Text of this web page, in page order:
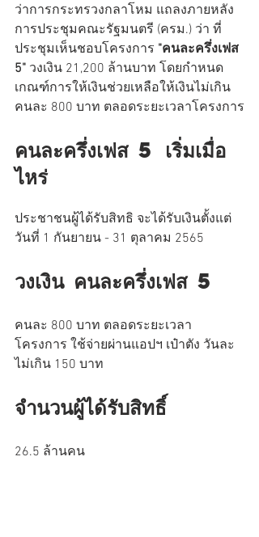
ว่าการกระทรวงกลาโหม แถลงภายหลัง
การประชุมคณะรัฐมนตรี (ครม.) ว่า ที่
ประชุมเห็นชอบโครงการ "คนละครึ่งเฟส
5" วงเงิน 21,200 ล้านบาท โดยกำหนด
เกณฑ์การให้เงินช่วยเหลือให้เงินไม่เกิน
คนละ 800 บาท ตลอดระยะเวลาโครงการ
คนละครึ่งเฟส 5 เริ่มเมื่อ
ไหร่
ประชาชนผู้ได้รับสิทธิ จะได้รับเงินตั้งแต่
วันที่ 1 กันยายน - 31 ตุลาคม 2565
วงเงิน คนละครึ่งเฟส 5
คนละ 800 บาท ตลอดระยะเวลา
โครงการ ใช้จ่ายผ่านแอปฯ เป๋าตัง วันละ
ไม่เกิน 150 บาท
จำนวนผู้ได้รับสิทธิ์
26.5 ล้านคน